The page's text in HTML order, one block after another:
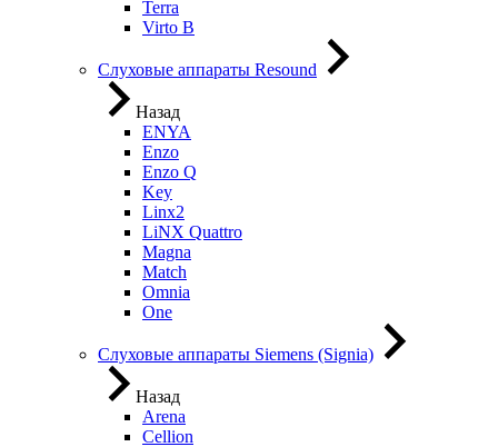
Terra
Virto B
Слуховые аппараты Resound
Назад
ENYA
Enzo
Enzo Q
Key
Linx2
LiNX Quattro
Magna
Match
Omnia
One
Слуховые аппараты Siemens (Signia)
Назад
Arena
Cellion